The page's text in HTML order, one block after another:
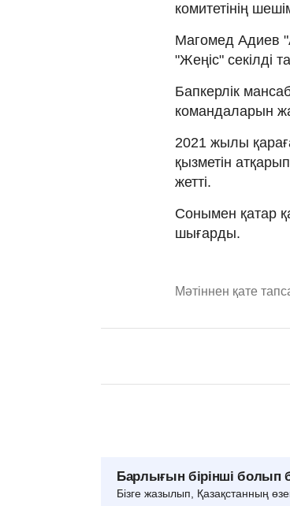
комитетінің
Магомед Адиев
"Жеңіс" секілді
Бапкерлік
командаларын
2021 жылы
қызметін
жетті.
Сонымен қатар
шығарды.
Мәтіннен қате
Барлығын бірінші болып
Бізге жазылып, Қазақстанның